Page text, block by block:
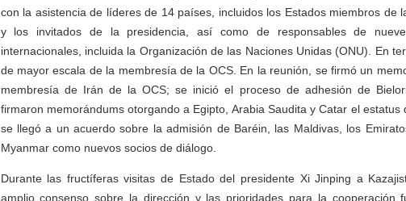
con la asistencia de líderes de 14 países, incluidos los Estados miembros de
y los invitados de la presidencia, así como de responsables de nueve
internacionales, incluida la Organización de las Naciones Unidas (ONU). En
de mayor escala de la membresía de la OCS. En la reunión, se firmó un
membresía de Irán de la OCS; se inició el proceso de adhesión de
firmaron memorándums otorgando a Egipto, Arabia Saudita y Catar el
se llegó a un acuerdo sobre la admisión de Baréin, las Maldivas, los
Myanmar como nuevos socios de diálogo.
Durante las fructíferas visitas de Estado del presidente Xi Jinping a
amplio consenso sobre la dirección y las prioridades para la cooperación